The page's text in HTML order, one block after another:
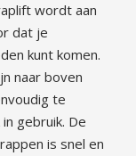
wordt aan
dat je
kunt komen.
naar boven
te
gebruik. De
is snel en